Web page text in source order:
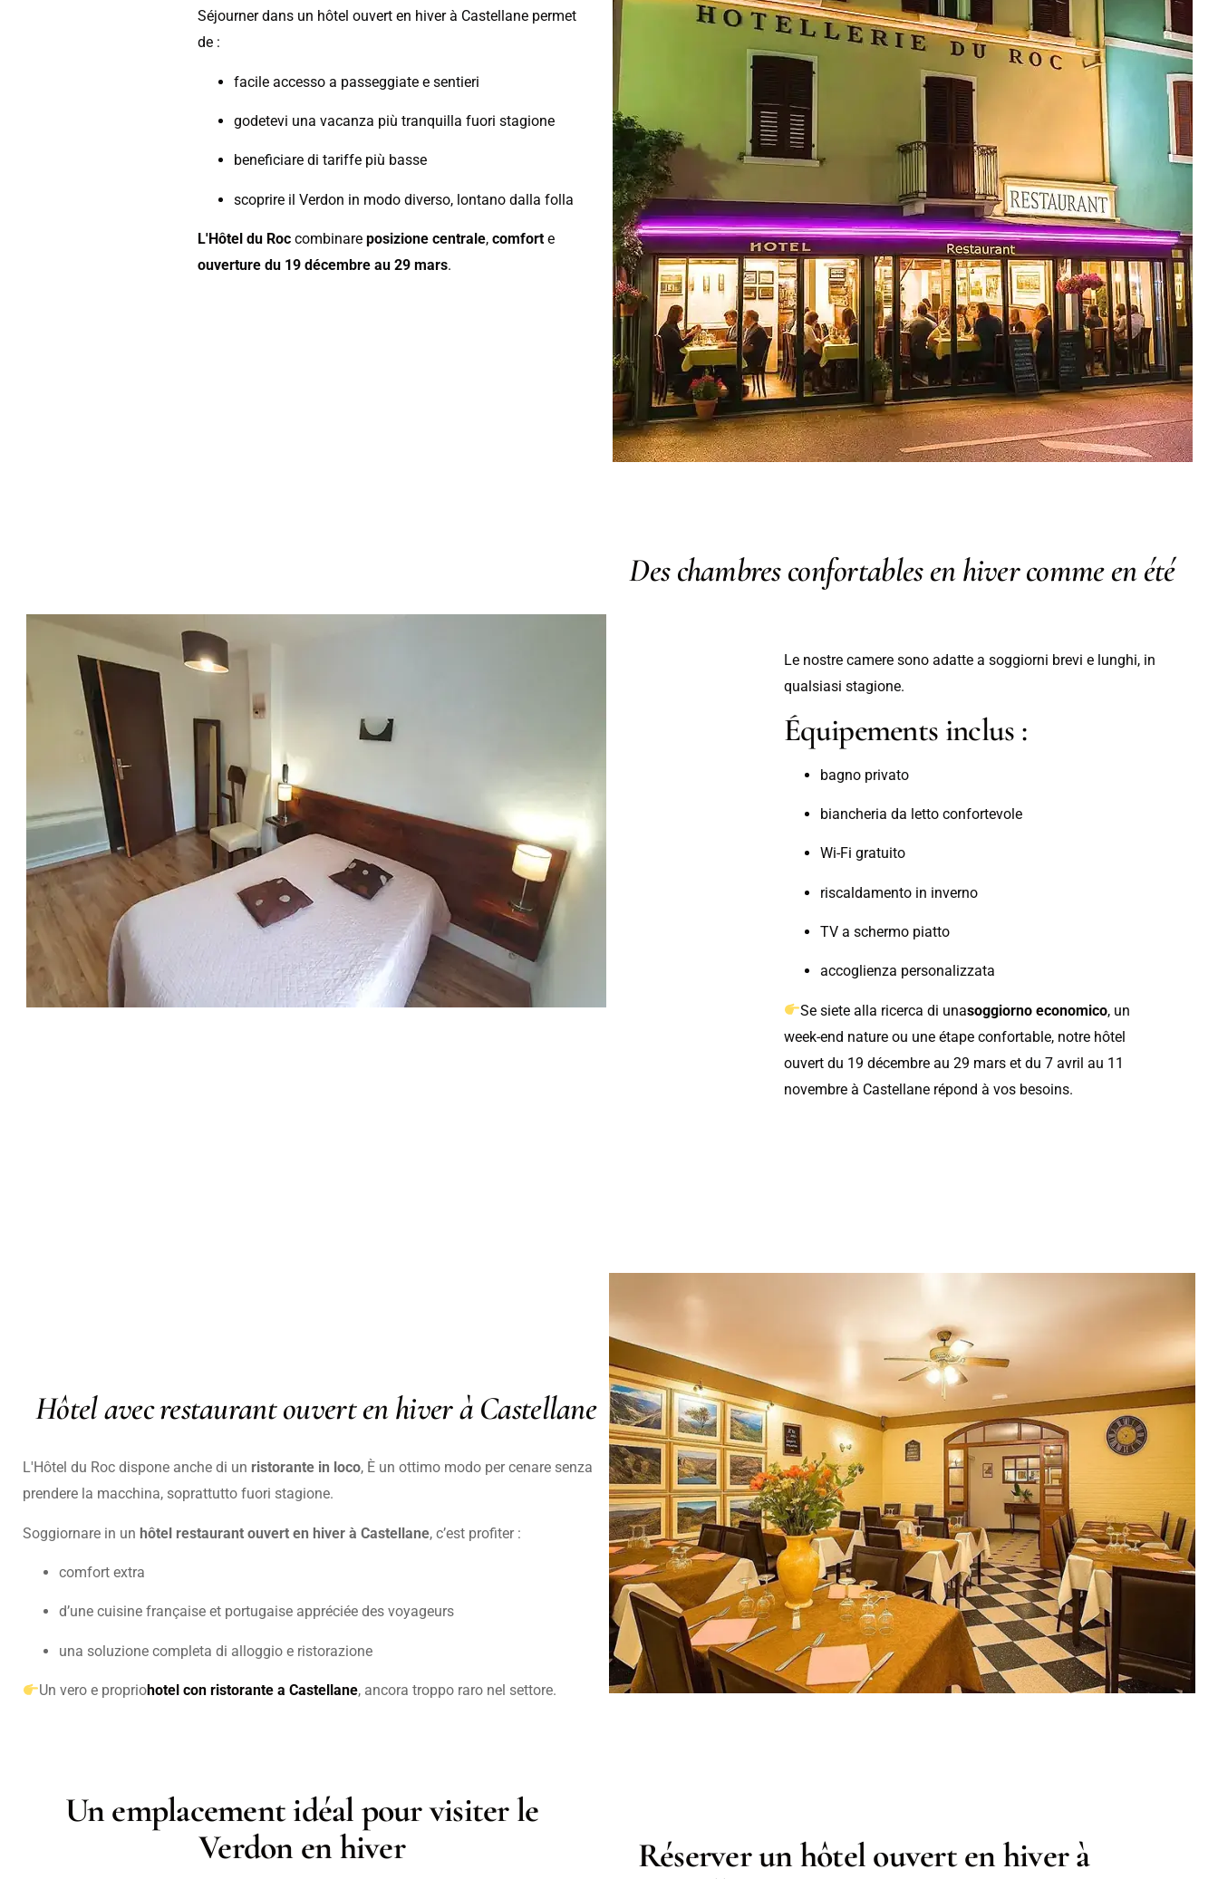
Séjourner dans un hôtel ouvert en hiver à Castellane permet
de :
facile accesso a passeggiate e sentieri
godetevi una vacanza più tranquilla fuori stagione
beneficiare di tariffe più basse
scoprire il Verdon in modo diverso, lontano dalla folla
L'Hôtel du Roc combinare posizione centrale, comfort e
ouverture du 19 décembre au 29 mars.
Des chambres confortables en hiver comme en été
Le nostre camere sono adatte a soggiorni brevi e lunghi, in
qualsiasi stagione.
Équipements inclus :
bagno privato
biancheria da letto confortevole
Wi-Fi gratuito
riscaldamento in inverno
TV a schermo piatto
accoglienza personalizzata
Se siete alla ricerca di unasoggiorno economico, un
week-end nature ou une étape confortable, notre hôtel
ouvert du 19 décembre au 29 mars et du 7 avril au 11
novembre à Castellane répond à vos besoins.
Hôtel avec restaurant ouvert en hiver à Castellane
L'Hôtel du Roc dispone anche di un ristorante in loco, È un ottimo modo per cenare senza
prendere la macchina, soprattutto fuori stagione.
Soggiornare in un hôtel restaurant ouvert en hiver à Castellane, c’est profiter :
comfort extra
d’une cuisine française et portugaise appréciée des voyageurs
una soluzione completa di alloggio e ristorazione
Un vero e propriohotel con ristorante a Castellane, ancora troppo raro nel settore.
Un emplacement idéal pour visiter le
Verdon en hiver
Réserver un hôtel ouvert en hiver à